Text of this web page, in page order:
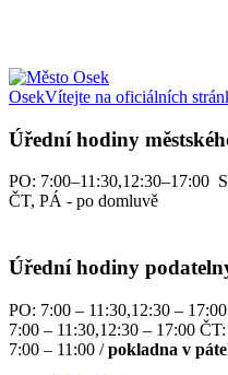
OsekVítejte na oficiálních
Úřední hodiny
PO:
ČT, PÁ - po domluvě
Úřední hodiny
PO: 7:00 – 11:30,12:30 –
7:00 – 11:30,12:30 – 17:00
7:00 – 11:00 /pokladna v